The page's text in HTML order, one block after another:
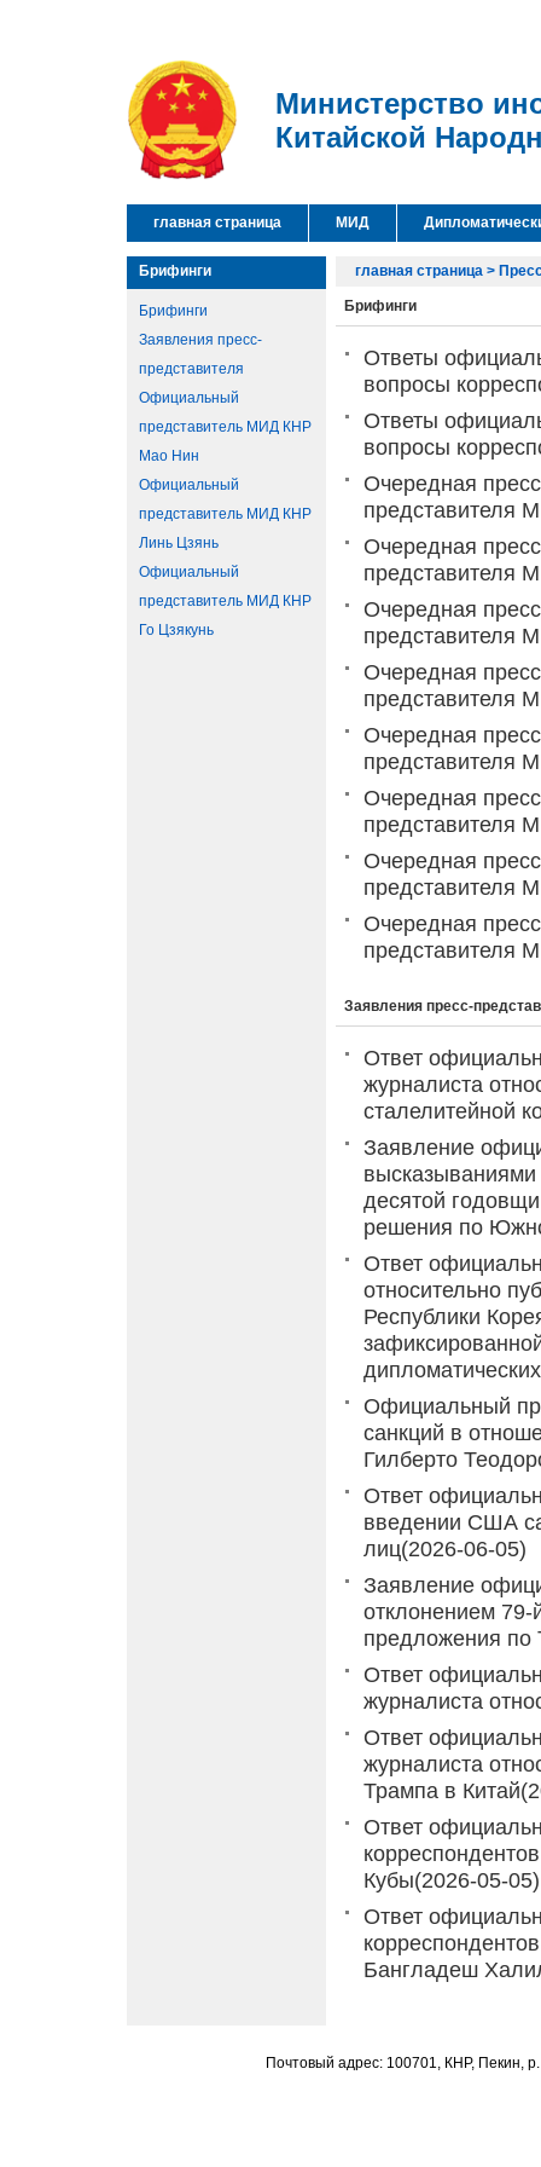
Министерство
Китайской
главная страница МИД
Брифинги
Брифинги
Заявления пресс-
представителя
Официальный
представитель МИД КНР
Мао Нин
Официальный
представитель МИД КНР
Линь Цзянь
Официальный
представитель МИД КНР
Го Цзякунь
главная страница >
Брифинги
Ответы
вопросы
Ответы
вопросы
Очередная
представителя
Очередная
представителя
Очередная
представителя
Очередная
представителя
Очередная
представителя
Очередная
представителя
Очередная
представителя
Очередная
представителя
Заявления пресс-
Ответ
журналиста
сталелитейной
Заявление
десятой
решения по
Ответ
относительно
Республики
Официальный
санкций в
Гилберто
Ответ
введении США
лиц(2026-06-05)
Заявление
отклонением 79-
предложения по
Ответ
журналиста
Ответ
журналиста
Трампа в Китай
Ответ
Кубы(2026-05-05)
Ответ
Бангладеш
Почтовый адрес: 100701, КНР, Пекин,